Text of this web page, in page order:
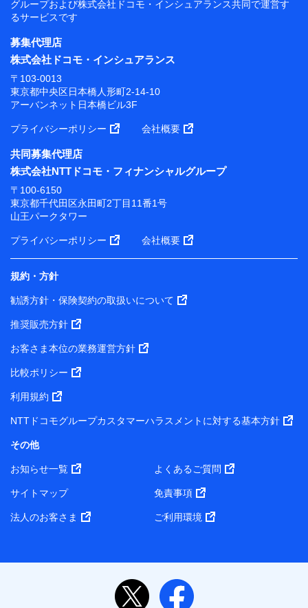
グループおよび株式会社ドコモ・インシュアランス共同で運営す
るサービスです
募集代理店
株式会社ドコモ・インシュアランス
〒103-0013
東京都中央区日本橋人形町2-14-10
アーバンネット日本橋ビル3F
プライバシーポリシー 会社概要
共同募集代理店
株式会社NTTドコモ・フィナンシャルグループ
〒100-6150
東京都千代田区永田町2丁目11番1号
山王パークタワー
プライバシーポリシー 会社概要
規約・方針
勧誘方針・保険契約の取扱いについて
推奨販売方針
お客さま本位の業務運営方針
比較ポリシー
利用規約
NTTドコモグループカスタマーハラスメントに対する基本方針
その他
お知らせ一覧 よくあるご質問
サイトマップ 免責事項
法人のお客さま ご利用環境